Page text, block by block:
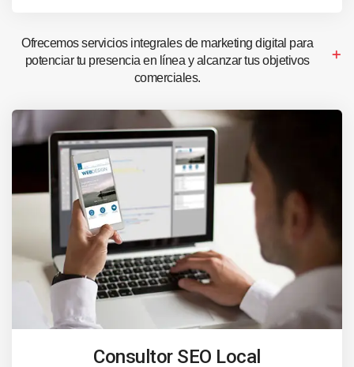
Ofrecemos servicios integrales de marketing digital para
potenciar tu presencia en línea y alcanzar tus objetivos
comerciales.
Consultor SEO Local